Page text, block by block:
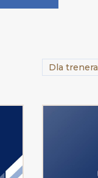
Dla trenera